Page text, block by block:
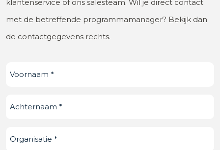
klantenservice of ons salesteam. Wil je direct contact
met de betreffende programmamanager? Bekijk dan
de contactgegevens rechts.
Voornaam (Vereist)
Achternaam (Vereist)
Organisatie(Vereist)